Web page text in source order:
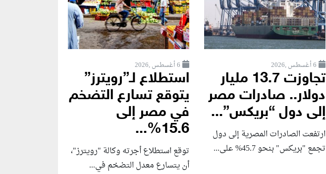
6 أغسطس ,2026
تجاوزت 13.7 مليار
دولار.. صادرات مصر
إلى دول “بريكس”...
ارتفعت الصادرات المصرية إلى دول
تجمع "بريكس" بنحو 45.7% على...
6 أغسطس ,2026
استطلاع لـ”رويترز”
يتوقع تسارع التضخم
في مصر إلى
15.6%...
توقع استطلاع أجرته وكالة "رويترز"،
أن يتسارع ‌معدل التضخم في...